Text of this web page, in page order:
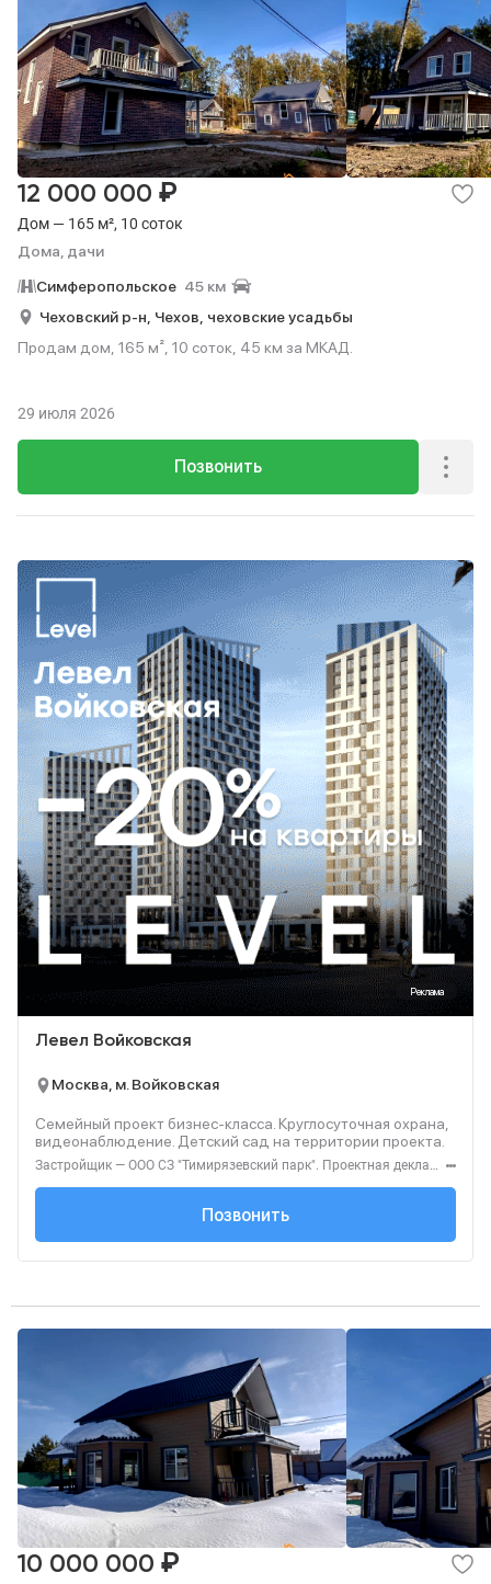
Дом — 165 м², 10 соток
Дома, дачи
12 000 000 ₽
Симферопольское 45 км
Чеховский р-н, Чехов, чеховские усадьбы
Продам дом, 165 м², 10 соток, 45 км за МКАД.
Позвонить
29 июля 2026
Реклама
Левел Войковская
Москва, м. Войковская
Семейный проект бизнес-класса. Круглосуточная охрана,
видеонаблюдение. Детский сад на территории проекта.
Застройщик — ООО СЗ "Тимирязевский парк". Проектная декларация — наш.дом.рф. Акция до 31.08.2026. Не оферта. Подробности — level.ru
+7 (495) 137-47-...
Позвонить
10 000 000 ₽